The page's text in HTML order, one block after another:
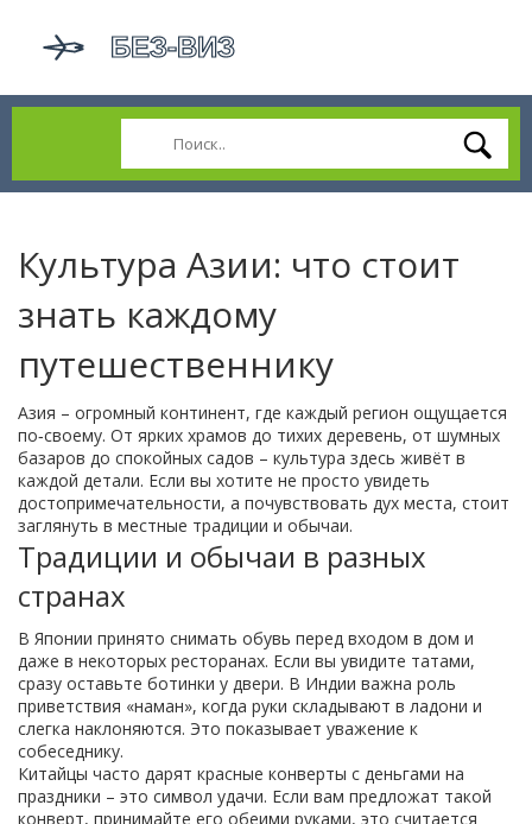
Культура Азии: что стоит
знать каждому
путешественнику
Азия – огромный континент, где каждый регион ощущается
по‑своему. От ярких храмов до тихих деревень, от шумных
базаров до спокойных садов – культура здесь живёт в
каждой детали. Если вы хотите не просто увидеть
достопримечательности, а почувствовать дух места, стоит
заглянуть в местные традиции и обычаи.
Традиции и обычаи в разных
странах
В Японии принято снимать обувь перед входом в дом и
даже в некоторых ресторанах. Если вы увидите татами,
сразу оставьте ботинки у двери. В Индии важна роль
приветствия «наман», когда руки складывают в ладони и
слегка наклоняются. Это показывает уважение к
собеседнику.
Китайцы часто дарят красные конверты с деньгами на
праздники – это символ удачи. Если вам предложат такой
конверт, принимайте его обеими руками, это считается